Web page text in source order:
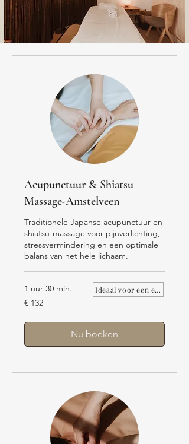
Acupunctuur & Shiatsu
Massage-Amstelveen
Traditionele Japanse acupunctuur en
shiatsu-massage voor pijnverlichting,
stressvermindering en een optimale
balans van het hele lichaam.
1 uur 30 min.
132
euro
€ 132
Nu boeken
Ideaal voor een eerste